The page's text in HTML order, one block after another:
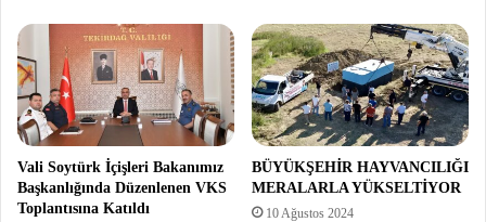
Vali Soytürk İçişleri Bakanımız
Başkanlığında Düzenlenen VKS
Toplantısına Katıldı
BÜYÜKŞEHİR HAYVANCILIĞI
MERALARLA YÜKSELTİYOR
10 Ağustos 2024